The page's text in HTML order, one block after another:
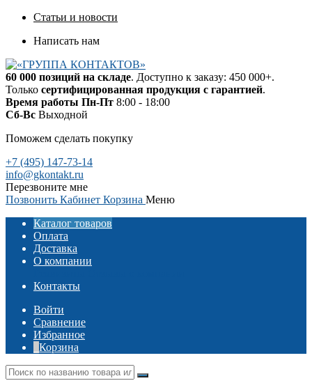
Статьи и новости
Написать нам
60 000 позиций на складе. Доступно к заказу: 450 000+.
Только сертифицированная продукция с гарантией.
Время работы Пн-Пт 8:00 - 18:00
Сб-Вс Выходной
Поможем сделать покупку
+7 (495) 147-73-14
info@gkontakt.ru
Перезвоните мне
Позвонить Кабинет Корзина Меню
Каталог товаров
Оплата
Доставка
О компании
Контакты
Войти
Сравнение
Избранное
Корзина